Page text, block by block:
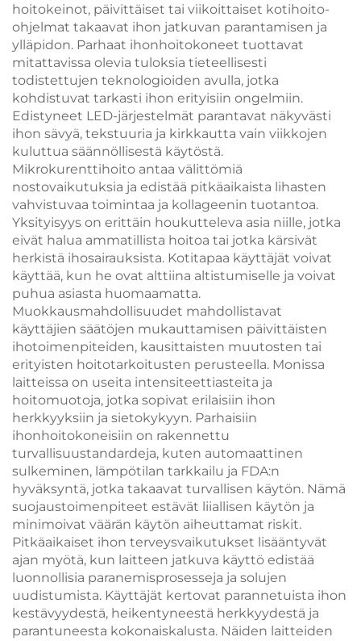
hoitokeinot, päivittäiset tai viikoittaiset kotihoito-
ohjelmat takaavat ihon jatkuvan parantamisen ja
ylläpidon. Parhaat ihonhoitokoneet tuottavat
mitattavissa olevia tuloksia tieteellisesti
todistettujen teknologioiden avulla, jotka
kohdistuvat tarkasti ihon erityisiin ongelmiin.
Edistyneet LED-järjestelmät parantavat näkyvästi
ihon sävyä, tekstuuria ja kirkkautta vain viikkojen
kuluttua säännöllisestä käytöstä.
Mikrokurenttihoito antaa välittömiä
nostovaikutuksia ja edistää pitkäaikaista lihasten
vahvistuvaa toimintaa ja kollageenin tuotantoa.
Yksityisyys on erittäin houkutteleva asia niille, jotka
eivät halua ammatillista hoitoa tai jotka kärsivät
herkistä ihosairauksista. Kotitapaa käyttäjät voivat
käyttää, kun he ovat alttiina altistumiselle ja voivat
puhua asiasta huomaamatta.
Muokkausmahdollisuudet mahdollistavat
käyttäjien säätöjen mukauttamisen päivittäisten
ihotoimenpiteiden, kausittaisten muutosten tai
erityisten hoitotarkoitusten perusteella. Monissa
laitteissa on useita intensiteettiasteita ja
hoitomuotoja, jotka sopivat erilaisiin ihon
herkkyyksiin ja sietokykyyn. Parhaisiin
ihonhoitokoneisiin on rakennettu
turvallisuustandardeja, kuten automaattinen
sulkeminen, lämpötilan tarkkailu ja FDA:n
hyväksyntä, jotka takaavat turvallisen käytön. Nämä
suojaustoimenpiteet estävät liiallisen käytön ja
minimoivat väärän käytön aiheuttamat riskit.
Pitkäaikaiset ihon terveysvaikutukset lisääntyvät
ajan myötä, kun laitteen jatkuva käyttö edistää
luonnollisia paranemisprosesseja ja solujen
uudistumista. Käyttäjät kertovat parannetuista ihon
kestävyydestä, heikentyneestä herkkyydestä ja
parantuneesta kokonaiskalusta. Näiden laitteiden